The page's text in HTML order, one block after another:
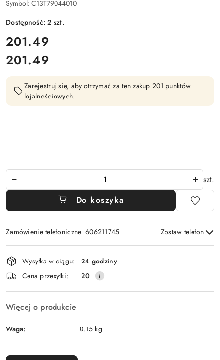
Symbol: C13T79044010
Dostępność:2 szt.
cena:
201.49
Cena:
201.49
Zarejestruj się, aby otrzymać za ten zakup 201 punktów
lojalnościowych.
szt.
Do koszyka
Zamówienie telefoniczne: 606211745 Zostaw telefon
Wyślij
Dostępność
i
dostawa
Wysyłka w ciągu:
24 godziny
Cena przesyłki:
20
Więcej o produkcie
Waga: 0.15 kg